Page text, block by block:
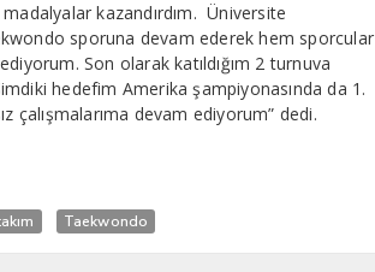
kazandırdım. Üniversite
sporuna devam ederek hem sporcular
Son olarak katıldığım 2 turnuva
hedefim Amerika şampiyonasında da 1.
çalışmalarıma devam ediyorum” dedi.
Taekwondo